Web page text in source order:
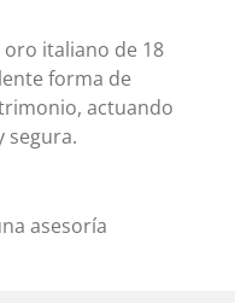
italiano de 18
forma de
actuando
segura.
asesoría